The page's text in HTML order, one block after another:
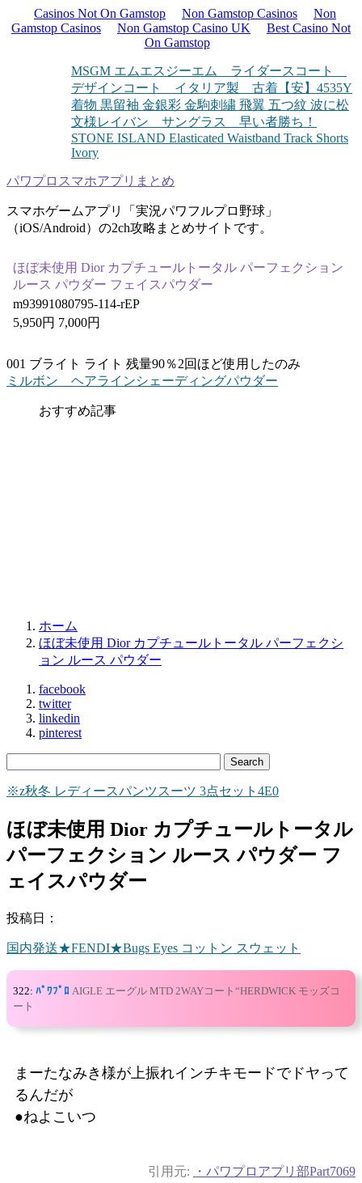
Casinos Not On Gamstop Non Gamstop Casinos
Non
Gamstop Casinos
Non Gamstop Casino UK
Best Casino Not
On Gamstop
MSGM エムエスジーエム ライダースコート
デザインコート イタリア製 古着 【安】4535Y
着物 黒留袖 金銀彩 金駒刺繍 飛翼 五つ紋 波に松
文様レイバン サングラス 早い者勝ち！
STONE ISLAND Elasticated Waistband Track Shorts
Ivory
パワプロスマホアプリまとめ
スマホゲームアプリ「実況パワフルプロ野球」
（iOS/Android）の2ch攻略まとめサイトです。
ほぼ未使用 Dior カプチュールトータル パーフェクション
ルース パウダー フェイスパウダー
m93991080795-114-rEP
5,950円 7,000円
001 ブライト ライト 残量90％2回ほど使用したのみ
ミルボン ヘアラインシェーディングパウダー
おすすめ記事
ホーム
ほぼ未使用 Dior カプチュールトータル パーフェクシ
ョン ルース パウダー
facebook
twitter
linkedin
pinterest
※z秋冬 レディースパンツスーツ 3点セット4E0
ほぼ未使用 Dior カプチュールトータル
パーフェクション ルース パウダー フ
ェイスパウダー
投稿日：
国内発送★FENDI★Bugs Eyes コットン スウェット
322: ﾊﾟﾜﾌﾟﾛ AIGLE エーグル MTD 2WAYコート“HERDWICK モッズコ
ート
まーたなみき様が上振れインチキモードでドヤって
るんだが
●ねよこいつ
引用元: ・パワプロアプリ部Part7069